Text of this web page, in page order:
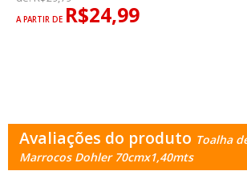
A PARTIR DE R$24,99
Avaliações do produto Toalha
Marrocos Dohler 70cmx1,40mts